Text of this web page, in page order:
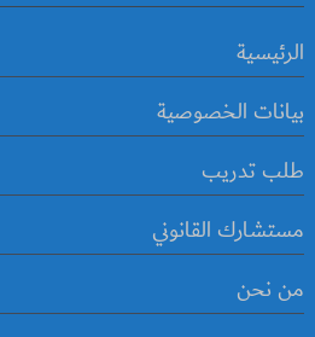
الرئيسية
بيانات الخصوصية
طلب تدريب
مستشارك القانوني
من نحن